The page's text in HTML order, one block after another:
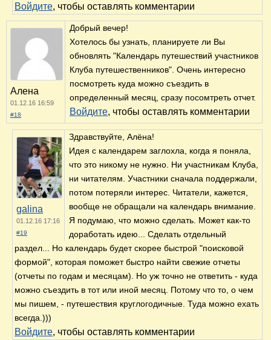
Войдите, чтобы оставлять комментарии
Алена
01.12.16 16:59
#18
Добрый вечер!
Хотелось бы узнать, планируете ли Вы
обновлять "Календарь путешествий участников
Клуба путешественников". Очень интересно
посмотреть куда можно съездить в
определенный месяц, сразу посомтреть отчет.
Войдите, чтобы оставлять комментарии
galina
01.12.16 17:16
#19
Здравствуйте, Алёна!
Идея с календарем заглохла, когда я поняла,
что это никому не нужно. Ни участникам Клуба,
ни читателям. Участники сначала поддержали,
потом потеряли интерес. Читатели, кажется,
вообще не обращали на календарь внимание.
Я подумаю, что можно сделать. Может как-то
доработать идею... Сделать отдельный
раздел... Но календарь будет скорее быстрой "поисковой
формой", которая поможет быстро найти свежие отчеты
(отчеты по годам и месяцам). Но уж точно не ответить - куда
можно съездить в тот или иной месяц. Потому что то, о чем
мы пишем, - путешествия круглогодичные. Туда можно ехать
всегда.)))
Войдите, чтобы оставлять комментарии